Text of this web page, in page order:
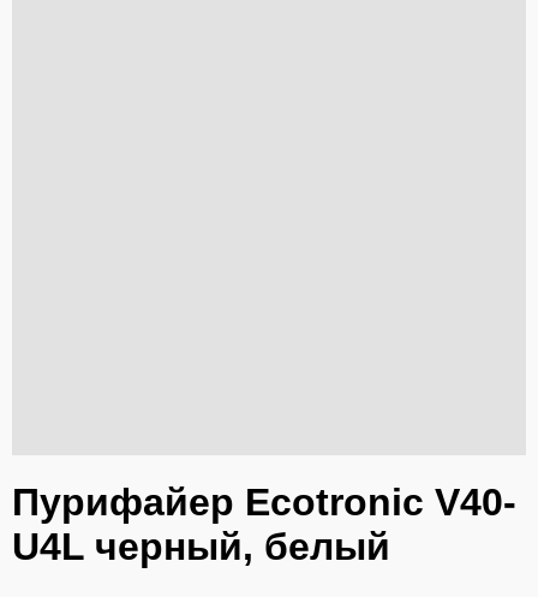
Пурифайер Ecotronic V40-
U4L черный, белый